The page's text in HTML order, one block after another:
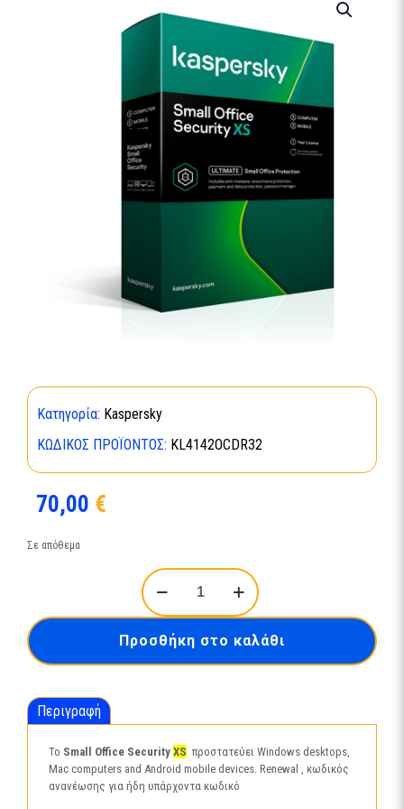
Κατηγορία: Kaspersky
ΚΩΔΙΚΌΣ ΠΡΟΪΌΝΤΟΣ: KL4142OCDR32
70,00 €
Σε απόθεμα
Kaspersky
Small
Office
Desktops
and
2
years
Renewal
Προσθήκη στο καλάθι
Περιγραφή
Το Small Office SecurityXS προστατεύειWindows desktops,
Mac computers and Android mobile devices. Renewal , κωδικός
ανανέωσης για ήδη υπάρχοντα κωδικό